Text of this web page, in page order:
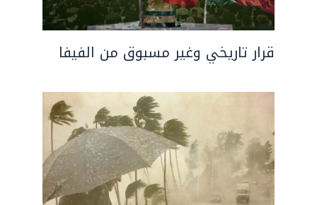
قرار تاريخي وغير مسبوق من الفيفا